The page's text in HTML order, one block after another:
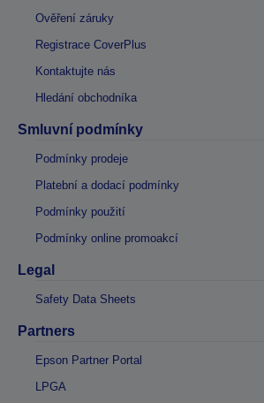
Ověření záruky
Registrace CoverPlus
Kontaktujte nás
Hledání obchodníka
Smluvní podmínky
Podmínky prodeje
Platební a dodací podmínky
Podmínky použití
Podmínky online promoakcí
Legal
Safety Data Sheets
Partners
Epson Partner Portal
LPGA